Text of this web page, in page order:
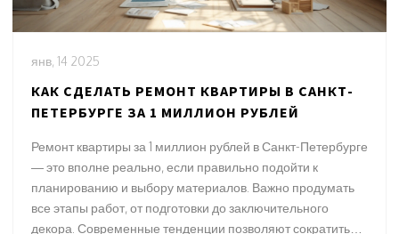
янв, 14 2025
КАК СДЕЛАТЬ РЕМОНТ КВАРТИРЫ В САНКТ-
ПЕТЕРБУРГЕ ЗА 1 МИЛЛИОН РУБЛЕЙ
Ремонт квартиры за 1 миллион рублей в Санкт-Петербурге
— это вполне реально, если правильно подойти к
планированию и выбору материалов. Важно продумать
все этапы работ, от подготовки до заключительного
декора. Современные тенденции позволяют сократить